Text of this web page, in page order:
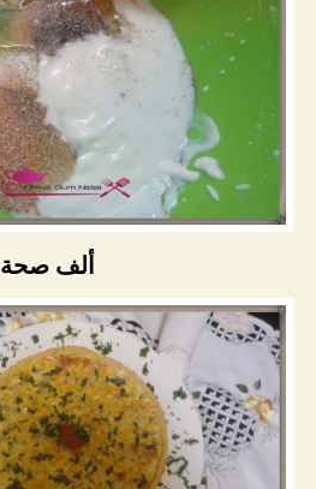
ألف صحة